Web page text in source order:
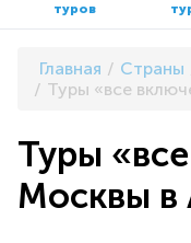
Трансфер
туров
Главная Страны
Туры «все
Туры
Москвы в